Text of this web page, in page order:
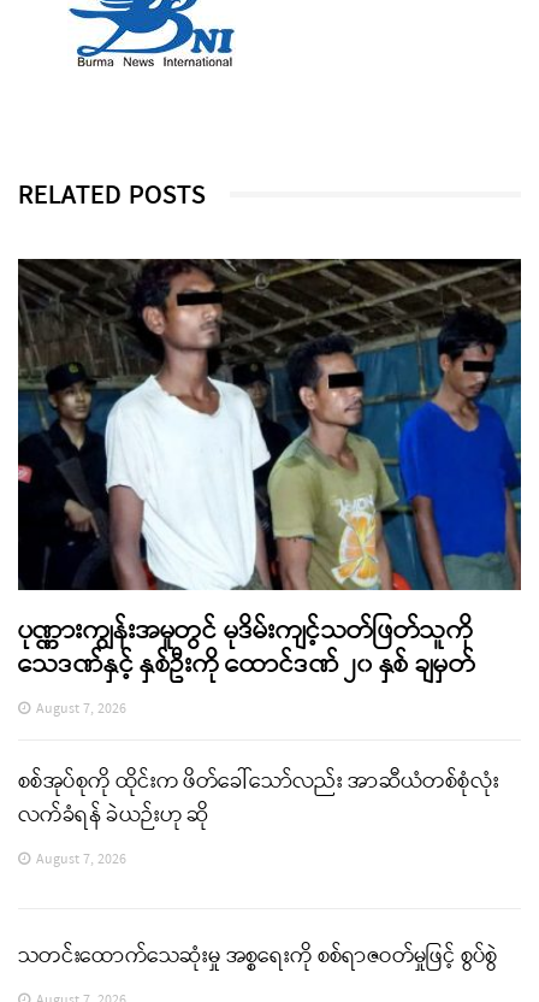
RELATED POSTS
ပုဏ္ဏားကျွန်းအမှုတွင် မုဒိမ်းကျင့်သတ်ဖြတ်သူကို
သေဒဏ်နှင့် နှစ်ဦးကို ထောင်ဒဏ် ၂၀ နှစ် ချမှတ်
August 7, 2026
စစ်အုပ်စုကို ထိုင်းက ဖိတ်ခေါ်သော်လည်း အာဆီယံတစ်စုံလုံး
လက်ခံရန် ခဲယဉ်းဟု ဆို
August 7, 2026
သတင်းထောက်သေဆုံးမှု အစ္စရေးကို စစ်ရာဇဝတ်မှုဖြင့် စွပ်စွဲ